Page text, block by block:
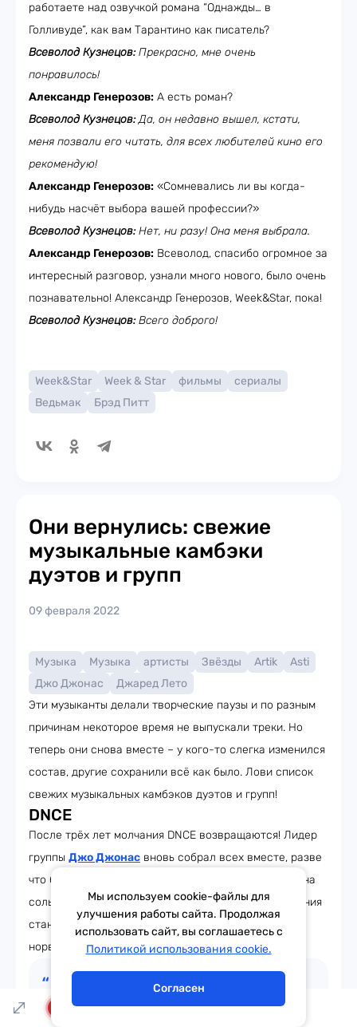
работаете над озвучкой романа “Однажды… в
Голливуде”, как вам Тарантино как писатель?
Всеволод Кузнецов:Прекрасно, мне очень
понравилось!
Александр Генерозов: А есть роман?
Всеволод Кузнецов:Да, он недавно вышел, кстати,
меня позвали его читать, для всех любителей кино его
рекомендую!
Александр Генерозов: «Сомневались ли вы когда-
нибудь насчёт выбора вашей профессии?»
Всеволод Кузнецов:Нет, ни разу! Она меня выбрала.
Александр Генерозов: Всеволод, спасибо огромное за
интересный разговор, узнали много нового, было очень
познавательно! Александр Генерозов, Week&Star, пока!
Всеволод Кузнецов:Всего доброго!
Week&Star Week & Star фильмы
сериалы
Ведьмак
Брэд Питт
Они вернулись: свежие
музыкальные камбэки
дуэтов и групп
09 февраля 2022
Музыка Музыка артисты Звёзды Artik
Asti
Джо Джонас
Джаред Лето
Эти музыканты делали творческие паузы и по разным
причинам некоторое время не выпускали треки. Но
теперь они снова вместе – у кого-то слегка изменился
состав, другие сохранили всё как было. Лови список
свежих музыкальных камбэков дуэтов и групп!
DNCE
После трёх лет молчания DNCE возвращаются! Лидер
группы Джо Джонас вновь собрал всех вместе, разве
что басист Коул Уиттл решил сконцентрироваться на
сольной карьере. Первым синглом после возвращения
станет Dancing Feet, записанный совместно с
норвежским продюсером Kygo.
«Что DNCE всегда так хорошо делали, так это
Тема дня Гороскоп
Мы используем cookie-файлы для
улучшения работы сайта. Продолжая
использовать сайт, вы соглашаетесь с
Политикой использования cookie.
Согласен